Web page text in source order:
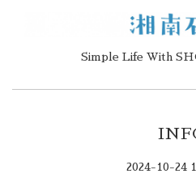
Simple Life With
2024-10-24